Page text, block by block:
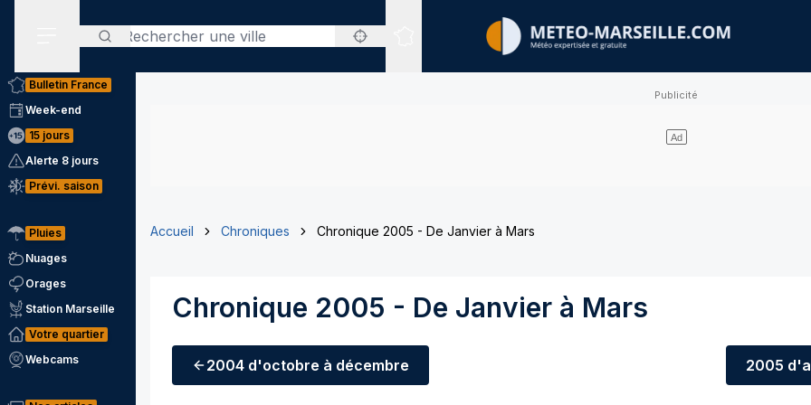
Rechercher
Sites expertisés
Bulletin France
Week-end
15 jours
Alerte 8 jours
Prévi. saison
Pluies
Nuages
Orages
Station Marseille
Votre quartier
Webcams
Accueil Chroniques Chronique 2005 - De Janvier à Mars
Chronique 2005 - De Janvier à Mars
2004 d'octobre à décembre 2005